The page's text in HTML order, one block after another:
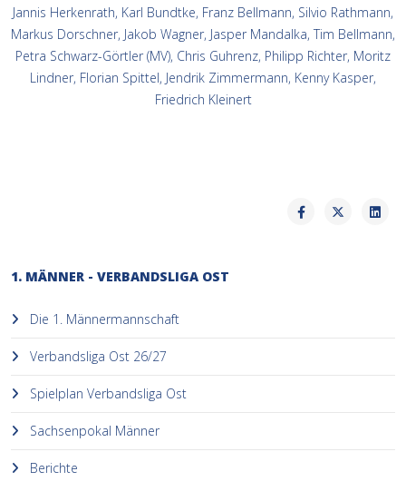
Jannis Herkenrath, Karl Bundtke, Franz Bellmann, Silvio Rathmann,
Markus Dorschner, Jakob Wagner, Jasper Mandalka, Tim Bellmann,
Petra Schwarz-Görtler (MV), Chris Guhrenz, Philipp Richter, Moritz
Lindner, Florian Spittel, Jendrik Zimmermann, Kenny Kasper,
Friedrich Kleinert
1. MÄNNER - VERBANDSLIGA OST
Die 1. Männermannschaft
Verbandsliga Ost 26/27
Spielplan Verbandsliga Ost
Sachsenpokal Männer
Berichte